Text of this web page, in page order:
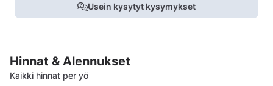
Usein kysytyt kysymykset
Hinnat & Alennukset
Kaikki hinnat per yö